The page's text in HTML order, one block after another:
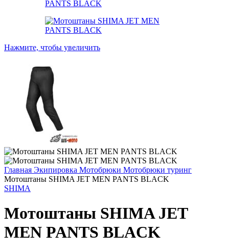
Нажмите, чтобы увеличить
Главная Экипировка Мотобрюки Мотобрюки туринг
Мотоштаны SHIMA JET MEN PANTS BLACK
SHIMA
Мотоштаны SHIMA JET
MEN PANTS BLACK